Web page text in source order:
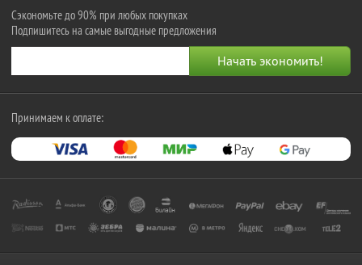
Сэкономьте до 90% при любых покупках
Подпишитесь на самые выгодные предложения
Принимаем к оплате: